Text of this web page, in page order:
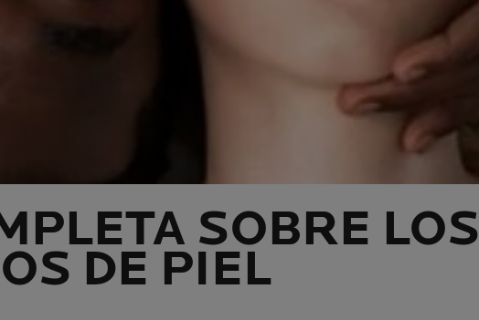
SOBRE LOS
DE PIEL